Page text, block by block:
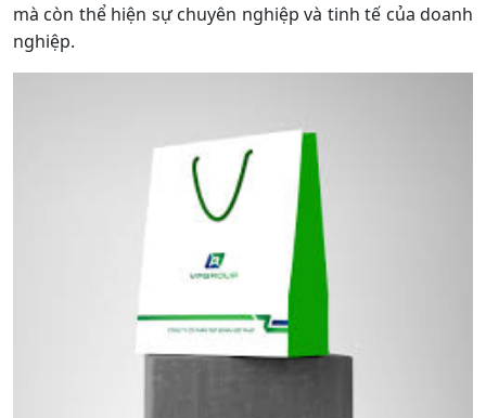
mà còn thể hiện sự chuyên nghiệp và tinh tế của doanh
nghiệp.